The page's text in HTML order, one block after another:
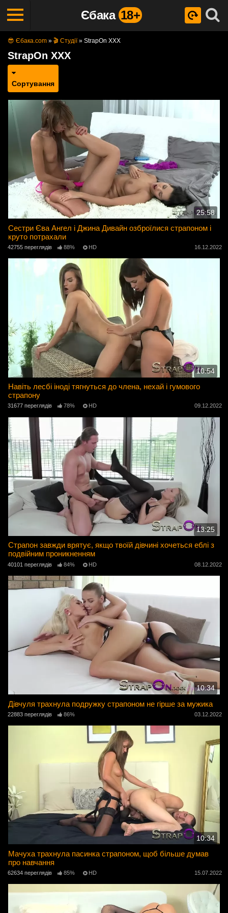
Єбака 18+
😎 Єбака.com » 🎬 Студії» StrapOn XXX
StrapOn XXX
Сортування
25:58
Сестри Єва Ангел і Джина Дивайн озброїлися страпоном і
круто потрахали
42755 переглядів 88% HD 16.12.2022
10:54
Навіть лесбі іноді тягнуться до члена, нехай і гумового
страпону
31677 переглядів 78% HD 09.12.2022
13:25
Страпон завжди врятує, якщо твоїй дівчині хочеться еблі з
подвійним проникненням
40101 переглядів 84% HD 08.12.2022
10:34
Дівчуля трахнула подружку страпоном не гірше за мужика
22883 переглядів 86% 03.12.2022
10:34
Мачуха трахнула пасинка страпоном, щоб більше думав
про навчання
62634 переглядів 85% HD 15.07.2022